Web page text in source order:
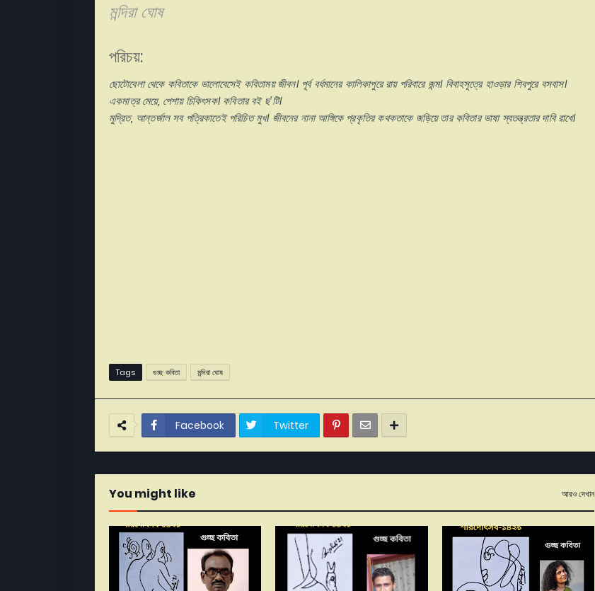
মন্দিরা ঘোষ
পরিচয়:
ছোটোবেলা থেকে কবিতাকে ভালোবেসেই কবিতাময় জীবন। পূর্ব বর্ধমানের কালিকাপুরে রায় পরিবারে জন্ম। বিবাহসূত্রে হাওড়ার শিবপুরে বসবাস।
একমাত্র মেয়ে, পেশায় চিকিৎসক। কবিতার বই ছ'টি।
মুদ্রিত, আন্তর্জাল সব পত্রিকাতেই পরিচিত মুখ। জীবনের নানা আঙ্গিকে প্রকৃতির কথকতাকে জড়িয়ে তার কবিতার ভাষা স্বতন্ত্রতার দাবি রাখে।
Tags গুচ্ছ কবিতা মন্দিরা ঘোষ
Facebook Twitter
You might like আরও দেখান